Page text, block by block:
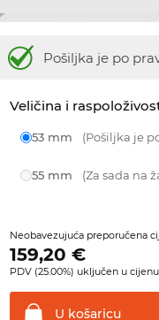
Pošiljka je po
Veličina i
53 mm (Pošiljka je
55 mm (Za sada na
Neobavezujuća preporučena
159,20 €
PDV (25.00%) uključen u
U košaricu